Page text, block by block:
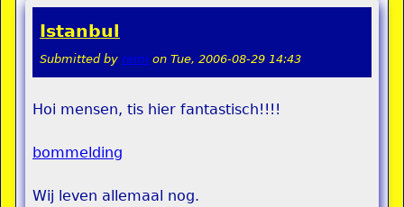
Istanbul
Submitted by remi on Tue, 2006-08-29 14:43
Hoi mensen, tis hier fantastisch!!!!
bommelding
Wij leven allemaal nog.